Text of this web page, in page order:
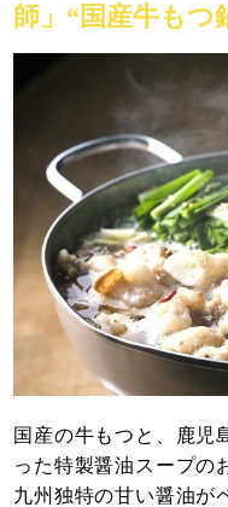
師」“国産牛もつ
国産の牛もつと、鹿児
った特製醤油スープの
九州独特の甘い醤油が